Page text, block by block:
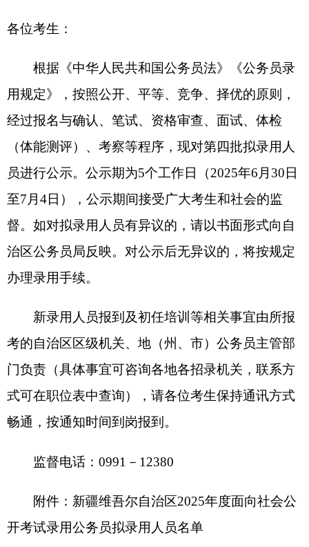
（体能测评）、考察等程序，现对第四批拟录用人
至7月4日），公示期间接受广大考生和社会的监
督。如对拟录用人员有异议的，请以书面形式向自
治区公务员局反映。对公示后无异议的，将按规定
新录用人员报到及初任培训等相关事宜由所报
门负责（具体事宜可咨询各地各招录机关，联系方
式可在职位表中查询），请各位考生保持通讯方式
畅通，按通知时间到岗报到。
监督电话：0991－12380
附件：新疆维吾尔自治区2025年度面向社会公
开考试录用公务员拟录用人员名单
新疆维吾尔自治区公务员局
2025年6月30日
公开考试录用公务员拟录用人员名单
分享: